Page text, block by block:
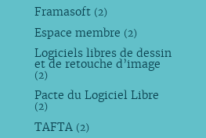
Framasoft (2)
Espace membre (2)
Logiciels libres de dessin
et de retouche d’image
(2)
Pacte du Logiciel Libre
(2)
TAFTA (2)